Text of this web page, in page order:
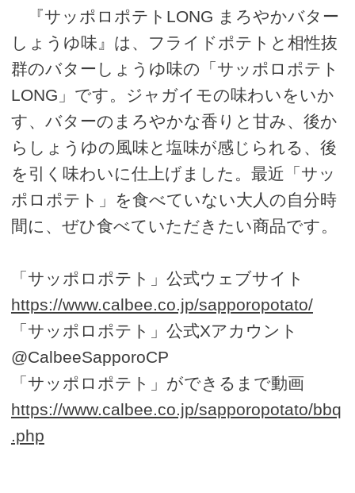
『サッポロポテトLONG まろやかバター
しょうゆ味』は、フライドポテトと相性抜
群のバターしょうゆ味の「サッポロポテト
LONG」です。ジャガイモの味わいをいか
す、バターのまろやかな香りと甘み、後か
らしょうゆの風味と塩味が感じられる、後
を引く味わいに仕上げました。最近「サッ
ポロポテト」を食べていない大人の自分時
間に、ぜひ食べていただきたい商品です。
「サッポロポテト」公式ウェブサイト
https://www.calbee.co.jp/sapporopotato/
「サッポロポテト」公式Xアカウント
@CalbeeSapporoCP
「サッポロポテト」ができるまで動画
https://www.calbee.co.jp/sapporopotato/bbq
.php